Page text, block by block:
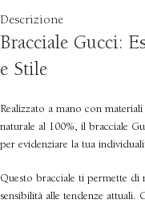
Descrizione
Bracciale Gucci:
e Stile
Realizzato a mano con
naturale al 100%, il bracciale
per evidenziare la tua
Questo bracciale ti permette
sensibilità alle tendenze